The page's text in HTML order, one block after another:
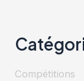
Compétitions